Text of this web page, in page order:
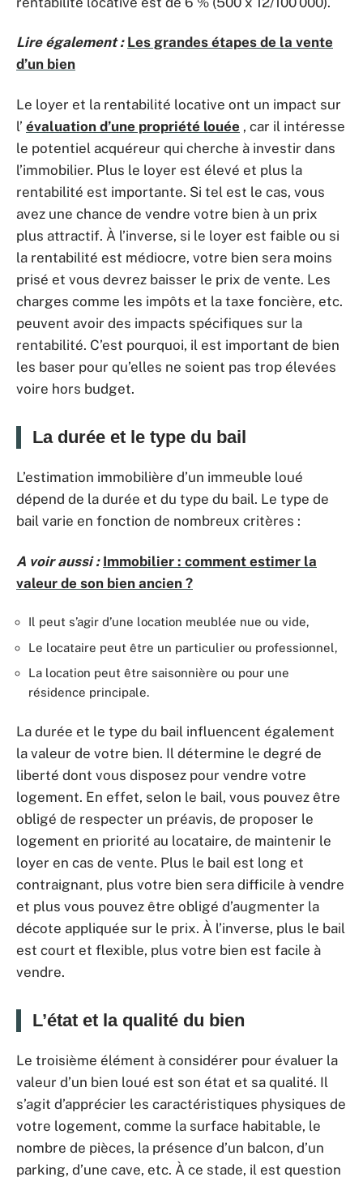
Lire également : Les grandes étapes de la vente
d’un bien
Le loyer et la rentabilité locative ont un impact sur
l’ évaluation d’une propriété louée , car il intéresse
le potentiel acquéreur qui cherche à investir dans
l’immobilier. Plus le loyer est élevé et plus la
rentabilité est importante. Si tel est le cas, vous
avez une chance de vendre votre bien à un prix
plus attractif. À l’inverse, si le loyer est faible ou si
la rentabilité est médiocre, votre bien sera moins
prisé et vous devrez baisser le prix de vente. Les
charges comme les impôts et la taxe foncière, etc.
peuvent avoir des impacts spécifiques sur la
rentabilité. C’est pourquoi, il est important de bien
les baser pour qu’elles ne soient pas trop élevées
voire hors budget.
La durée et le type du bail
L’estimation immobilière d’un immeuble loué
dépend de la durée et du type du bail. Le type de
bail varie en fonction de nombreux critères :
A voir aussi : Immobilier : comment estimer la
valeur de son bien ancien ?
Il peut s’agir d’une location meublée nue ou vide,
Le locataire peut être un particulier ou professionnel,
La location peut être saisonnière ou pour une
résidence principale.
La durée et le type du bail influencent également
la valeur de votre bien. Il détermine le degré de
liberté dont vous disposez pour vendre votre
logement. En effet, selon le bail, vous pouvez être
obligé de respecter un préavis, de proposer le
logement en priorité au locataire, de maintenir le
loyer en cas de vente. Plus le bail est long et
contraignant, plus votre bien sera difficile à vendre
et plus vous pouvez être obligé d’augmenter la
décote appliquée sur le prix. À l’inverse, plus le bail
est court et flexible, plus votre bien est facile à
vendre.
L’état et la qualité du bien
Le troisième élément à considérer pour évaluer la
valeur d’un bien loué est son état et sa qualité. Il
s’agit d’apprécier les caractéristiques physiques de
votre logement, comme la surface habitable, le
nombre de pièces, la présence d’un balcon, d’un
parking, d’une cave, etc. À ce stade, il est question